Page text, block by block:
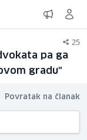
25
pa ga
gradu"
Povratak na članak